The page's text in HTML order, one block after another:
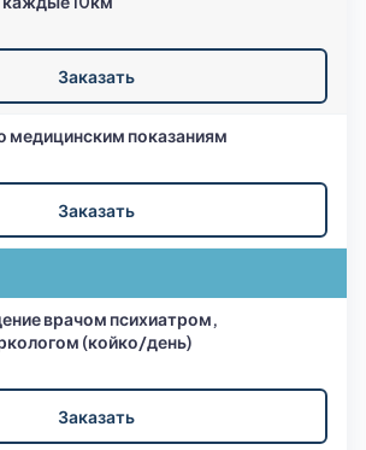
Заказать
медицинским показаниям
Заказать
врачом психиатром,
(койко/день)
Заказать